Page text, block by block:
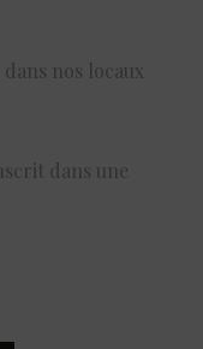
nos locaux
dans une